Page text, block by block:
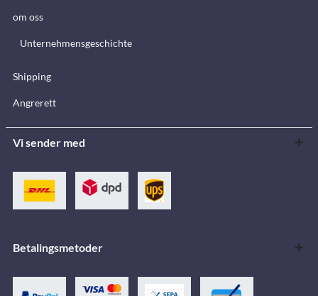
om oss
Unternehmensgeschichte
Shipping
Angrerett
Vi sender med
Betalingsmetoder